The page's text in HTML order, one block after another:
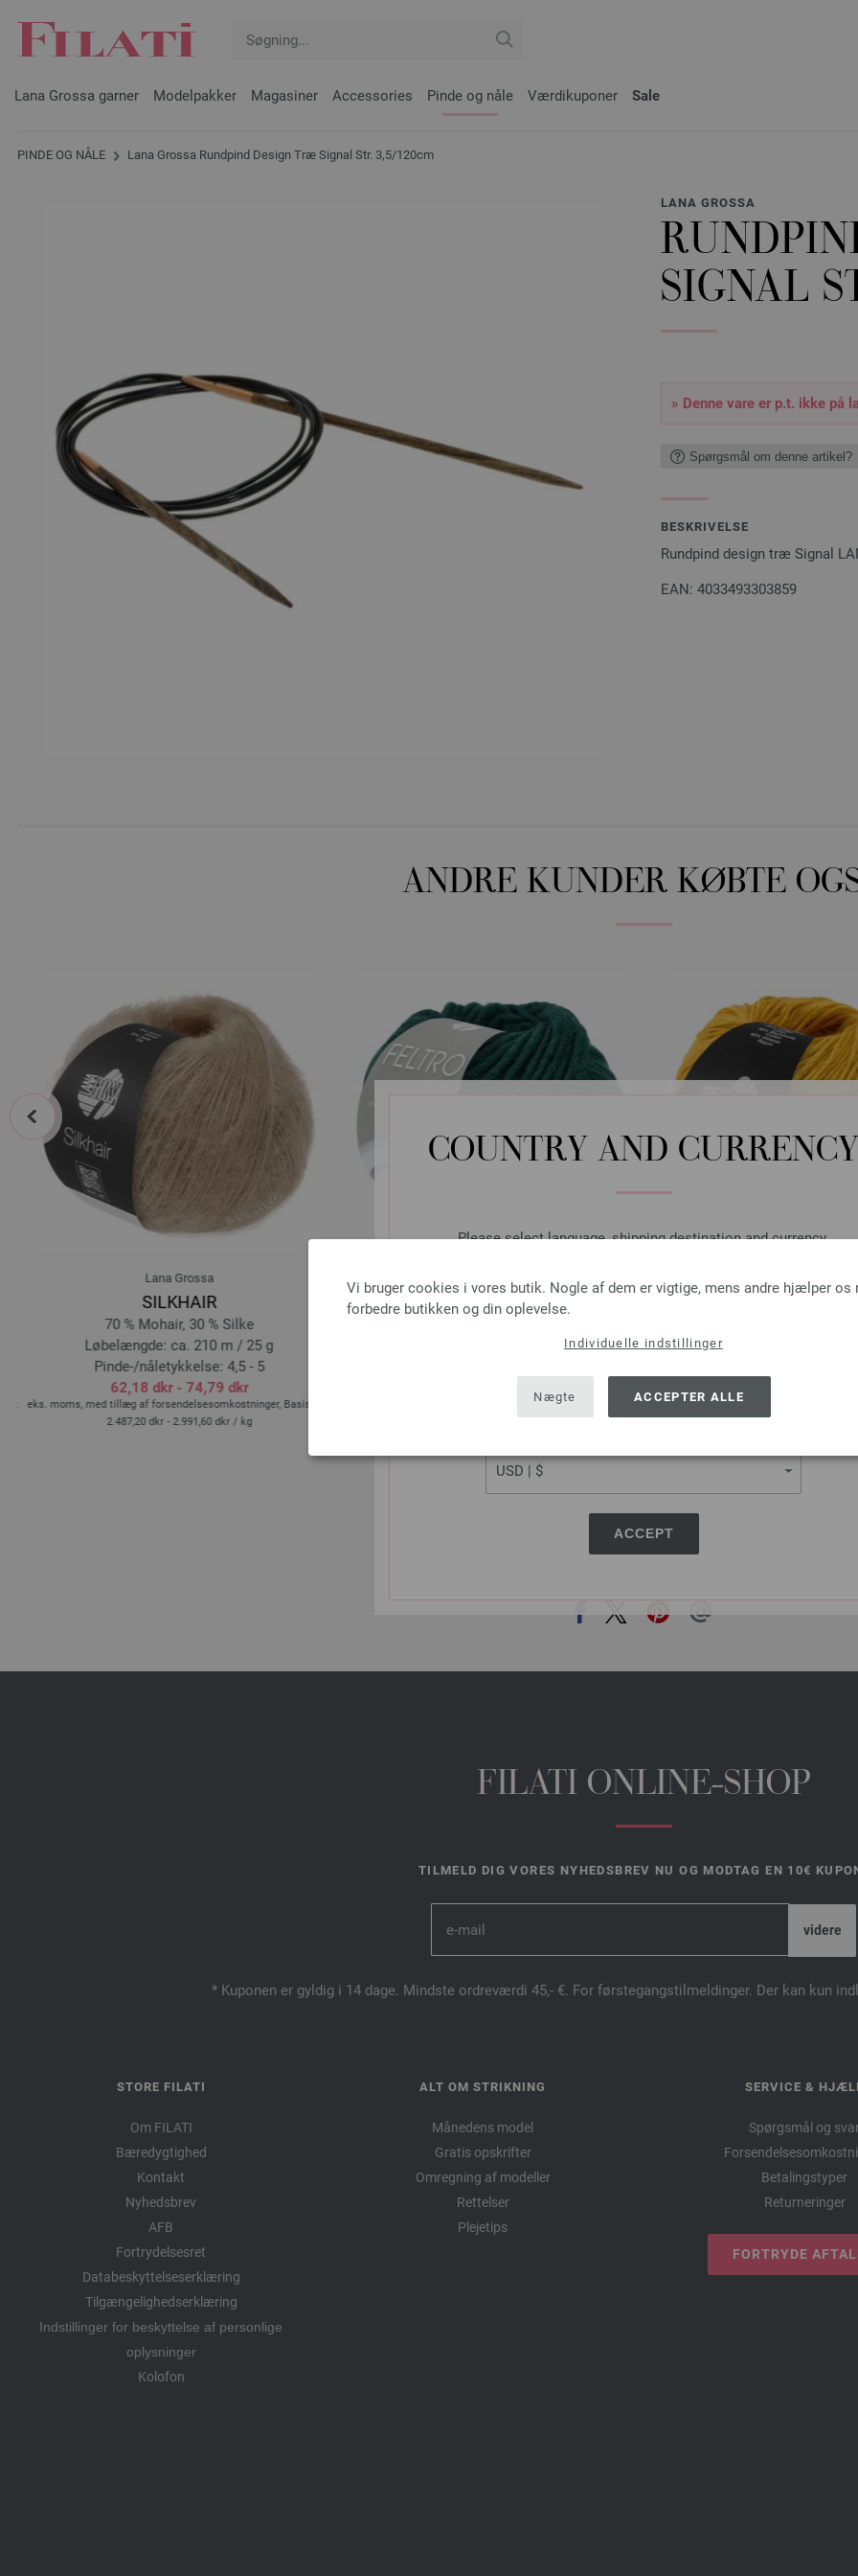
COUNTRY AND CURRENCY
Please select language, shipping destination and currency.
SHIPPING TO
USA - The United States of America
ACCEPT
Vi bruger cookies i vores butik. Nogle af dem er vigtige, mens andre hjælper os
forbedre butikken og din oplevelse.
Individuelle indstillinger
Nægte ACCEPTER ALLE
Lana Grossa garner Modelpakker Magasiner Accessories Pinde og nåle Værdikuponer Sale
PINDE OG NÅLE Lana Grossa Rundpind Design Træ Signal Str. 3,5/120cm
LANA GROSSA
SIGNAL
» Denne vare er p.t. ikke på
Spørgsmål om denne artikel?
BESKRIVELSE
Rundpind design træ Signal
EAN: 4033493303859
ANDRE KUNDER KØBTE
Lana Grossa
SILKHAIR
70 % Mohair, 30 % Silke
Løbelængde: ca. 210 m / 25 g
Pinde-/nåletykkelse: 4,5 - 5
62,18 dkr - 74,79 dkr
eks. moms, med tillæg af forsendelsesomkostninger, Basispris:
2.487,20 dkr - 2.991,60 dkr/ kg
FELTRO
Løbelængde: ca. 50 m / 50 g
eks. moms, med tillæg af forsendelsesomkostninger, Basispris:
/ kg
Lana Grossa
LINARTE
prev
FILATI ONLINE-SHOP
TILMELD DIG VORES NYHEDSBREV NU OG MODTAG EN 10€
* Kuponen er gyldig i 14 dage. Mindste ordreværdi 45,- €. For førstegangstilmeldinger. Der kan kun
STORE FILATI
Om FILATI
Bæredygtighed
Kontakt
Nyhedsbrev
AFB
Fortrydelsesret
Databeskyttelseserklæring
Tilgængelighedserklæring
Indstillinger for beskyttelse af personlige
oplysninger
Kolofon
ALT OM STRIKNING
Månedens model
Gratis opskrifter
Omregning af modeller
Rettelser
Plejetips
SERVICE &
Spørgsmål og
Betalingstyper
Returneringer
FORTRYDE